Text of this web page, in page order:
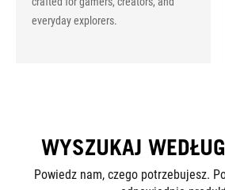
everyday explorers.
WYSZUKAJ
Powiedz nam, czego potrzebujesz.